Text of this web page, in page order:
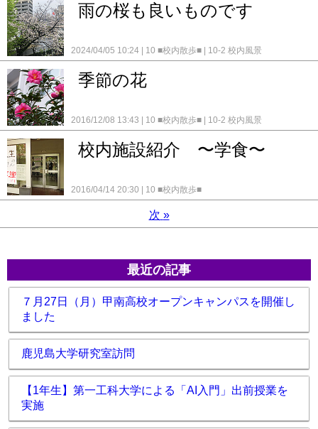
雨の桜も良いものです
2024/04/05 10:24 10 ■校内散歩■ 10-2 校内風景
季節の花
2016/12/08 13:43 10 ■校内散歩■ 10-2 校内風景
校内施設紹介 〜学食〜
2016/04/14 20:30 10 ■校内散歩■
次 »
最近の記事
７月27日（月）甲南高校オープンキャンパスを開催し
ました
鹿児島大学研究室訪問
【1年生】第一工科大学による「AI入門」出前授業を
実施